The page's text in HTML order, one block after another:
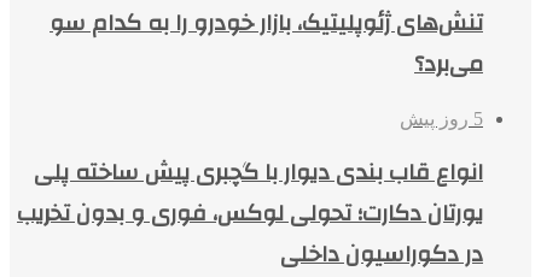
تنش‌های ژئوپلیتیک، بازار خودرو را به کدام سو
می‌برد؟
5 روز پیش
انواع قاب بندی دیوار با گچبری پیش ساخته پلی
یورتان دکارت؛ تحولی لوکس، فوری و بدون تخریب
در دکوراسیون داخلی